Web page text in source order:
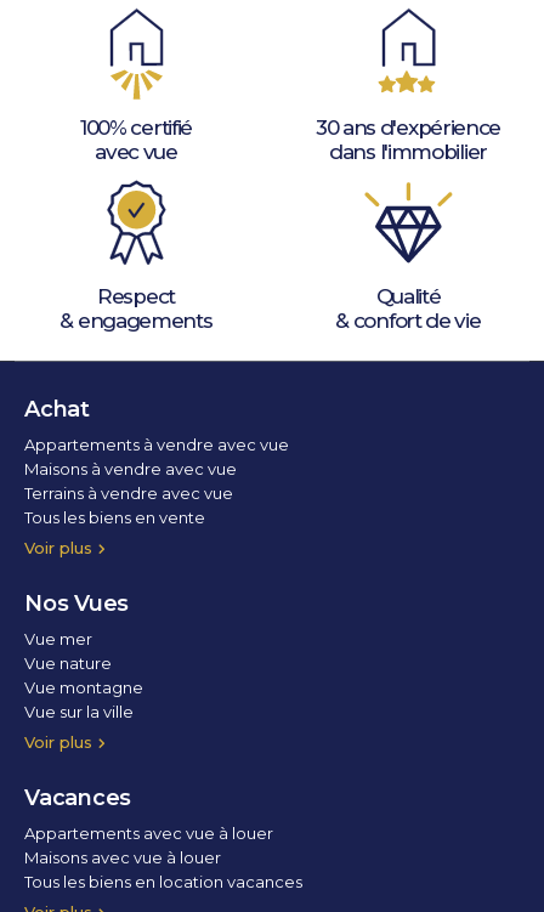
100% certifié
avec vue
30 ans d'expérience
dans l'immobilier
Respect
& engagements
Qualité
& confort de vie
Achat
Voir plus
Appartements à vendre avec vue
Maisons à vendre avec vue
Terrains à vendre avec vue
Tous les biens en vente
Nos Vues
Voir plus
Vue mer
Vue nature
Vue montagne
Vue sur la ville
Vue parc
Vue fleuve
Vue lac
Vue marina / port
Vacances
Appartements avec vue à louer
Maisons avec vue à louer
Tous les biens en location vacances